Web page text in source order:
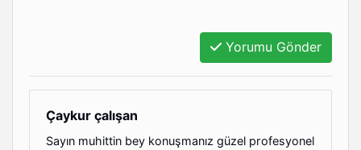
Yorumu Gönder
Çaykur çalışan
Sayın muhittin bey konuşmanız güzel profesyonel